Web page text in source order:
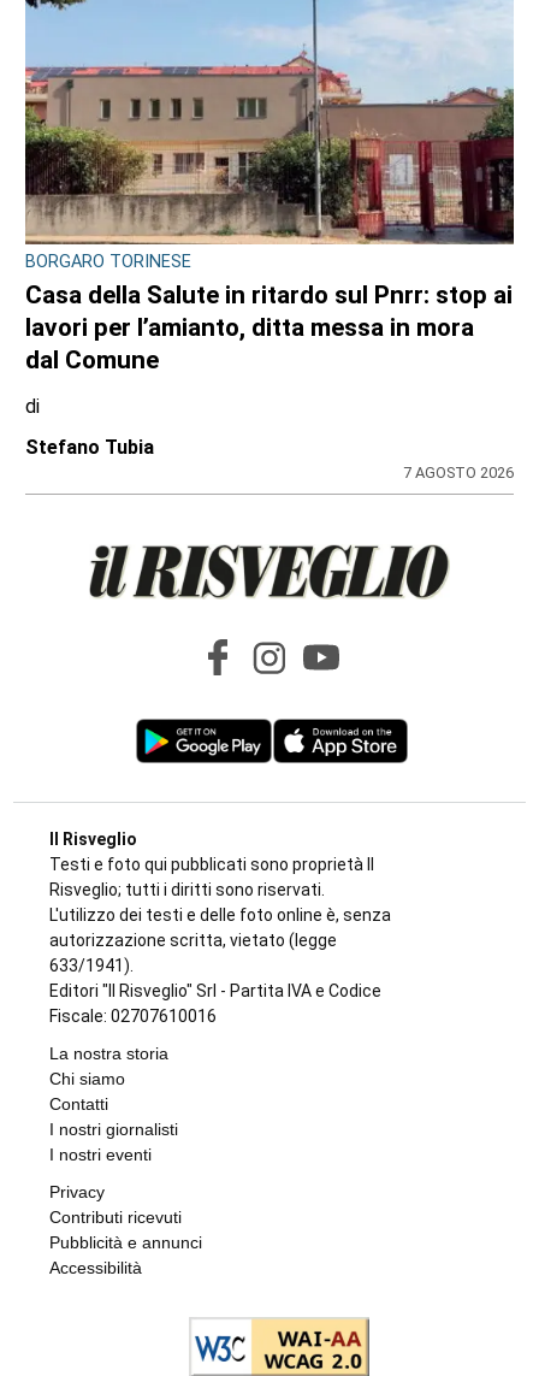
BORGARO TORINESE
Casa della Salute in ritardo sul Pnrr: stop ai
lavori per l’amianto, ditta messa in mora
dal Comune
di
Stefano Tubia
7 AGOSTO 2026
Il Risveglio
Testi e foto qui pubblicati sono proprietà Il
Risveglio; tutti i diritti sono riservati.
L'utilizzo dei testi e delle foto online è, senza
autorizzazione scritta, vietato (legge
633/1941).
Editori "Il Risveglio" Srl - Partita IVA e Codice
Fiscale: 02707610016
La nostra storia
Chi siamo
Contatti
I nostri giornalisti
I nostri eventi
Privacy
Contributi ricevuti
Pubblicità e annunci
Accessibilità